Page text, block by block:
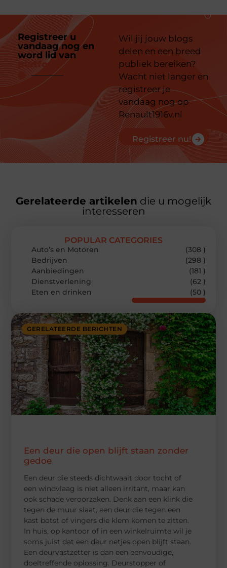
Registreer u
vandaag nog en
word lid van
platform
Wil jij jouw blogs
delen en een breed
publiek bereiken?
Wacht niet langer en
registreer je
vandaag nog op
Renault1916v.nl
Registreer nu!
Gerelateerde artikelen die u mogelijk
interesseren
GERELATEERDE BERICHTEN
Een deur die open blijft staan zonder
gedoe
Een deur die steeds dichtwaait door tocht of
een windvlaag is niet alleen irritant, maar kan
ook schade veroorzaken. Denk aan een klink die
tegen de muur slaat, een deur die tegen een
kast botst of vingers die klem komen te zitten.
In huis, op kantoor of in een winkelruimte wil je
soms juist dat een deur netjes open blijft staan.
Een deurvastzetter is dan een eenvoudige,
doeltreffende oplossing. Deurstopper of
POPULAR CATEGORIES
Auto’s en Motoren
(308 )
Bedrijven
(298 )
Aanbiedingen
(181 )
Dienstverlening
(62 )
Eten en drinken
(50 )